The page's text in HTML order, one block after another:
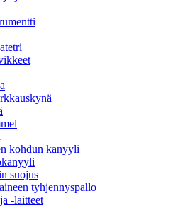
kohdun kanyyli
suojus
tyhjennyspallo
-laitteet